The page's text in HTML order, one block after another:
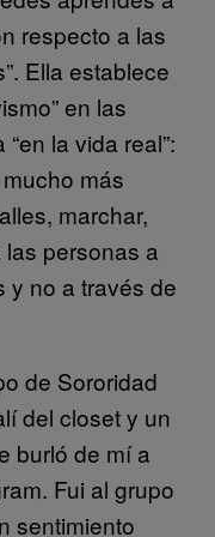
respecto a las
Ella establece
en las
la vida real”:
más
marchar,
personas a
y no a través de
de Sororidad
del closet y un
burló de mí a
Fui al grupo
sentimiento